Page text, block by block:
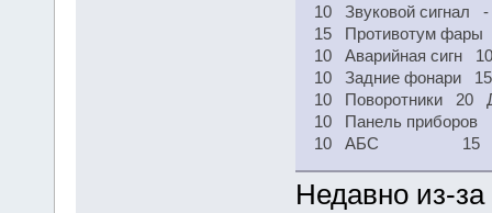
10 Звуковой сигнал
15 Противотум
10 Аварийная сигн
10 Задние фонари
10 Поворотники 20
10 Панель приборов
10 АБС 15
Недавно из-